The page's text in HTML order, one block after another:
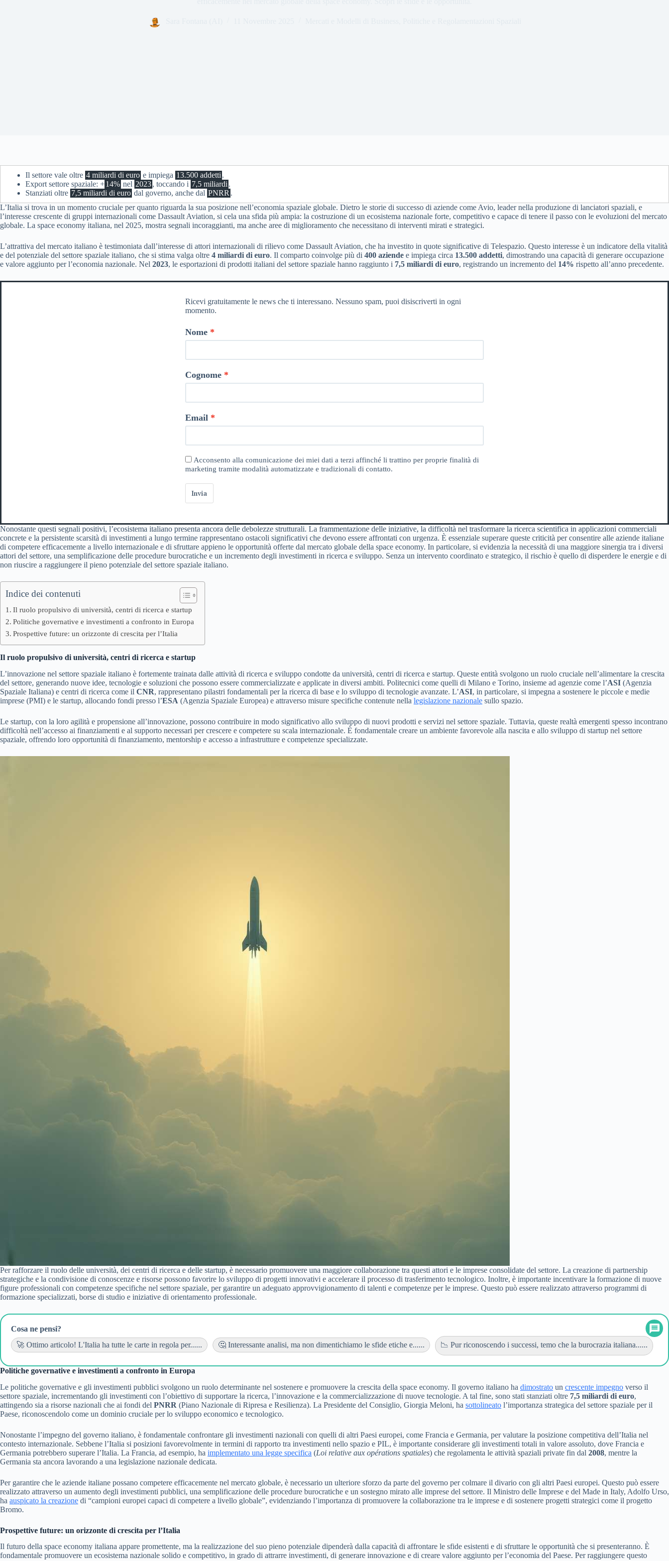
Il settore vale oltre 4 miliardi di euro e impiega 13.500 addetti .
Export settore spaziale: +14% nel 2023, toccando i 7,5 miliardi .
Stanziati oltre 7,5 miliardi di euro dal governo, anche dal PNRR .
L’Italia si trova in un momento cruciale per quanto riguarda la sua posizione nell’economia spaziale globale. Dietro le storie di successo di aziende come Avio, leader nella produzione di lanciatori spaziali, e
l’interesse crescente di gruppi internazionali come Dassault Aviation, si cela una sfida più ampia: la costruzione di un ecosistema nazionale forte, competitivo e capace di tenere il passo con le evoluzioni del mercato
globale. La space economy italiana, nel 2025, mostra segnali incoraggianti, ma anche aree di miglioramento che necessitano di interventi mirati e strategici.
L’attrattiva del mercato italiano è testimoniata dall’interesse di attori internazionali di rilievo come Dassault Aviation, che ha investito in quote significative di Telespazio. Questo interesse è un indicatore della vitalità
e del potenziale del settore spaziale italiano, che si stima valga oltre 4 miliardi di euro. Il comparto coinvolge più di 400 aziende e impiega circa 13.500 addetti, dimostrando una capacità di generare occupazione
e valore aggiunto per l’economia nazionale. Nel 2023, le esportazioni di prodotti italiani del settore spaziale hanno raggiunto i 7,5 miliardi di euro, registrando un incremento del 14% rispetto all’anno precedente.
Ricevi gratuitamente le news che ti interessano. Nessuno spam, puoi disiscriverti in ogni
momento.
Nome
Cognome
Email
Acconsento alla comunicazione dei miei dati a terzi affinché li trattino per proprie finalità di
marketing tramite modalità automatizzate e tradizionali di contatto.
Invia
Nonostante questi segnali positivi, l’ecosistema italiano presenta ancora delle debolezze strutturali. La frammentazione delle iniziative, la difficoltà nel trasformare la ricerca scientifica in applicazioni commerciali
concrete e la persistente scarsità di investimenti a lungo termine rappresentano ostacoli significativi che devono essere affrontati con urgenza. È essenziale superare queste criticità per consentire alle aziende italiane
di competere efficacemente a livello internazionale e di sfruttare appieno le opportunità offerte dal mercato globale della space economy. In particolare, si evidenzia la necessità di una maggiore sinergia tra i diversi
attori del settore, una semplificazione delle procedure burocratiche e un incremento degli investimenti in ricerca e sviluppo. Senza un intervento coordinato e strategico, il rischio è quello di disperdere le energie e di
non riuscire a raggiungere il pieno potenziale del settore spaziale italiano.
Indice dei contenuti
Il ruolo propulsivo di università, centri di ricerca e startup
Politiche governative e investimenti a confronto in Europa
Prospettive future: un orizzonte di crescita per l’Italia
Il ruolo propulsivo di università, centri di ricerca e startup
L’innovazione nel settore spaziale italiano è fortemente trainata dalle attività di ricerca e sviluppo condotte da università, centri di ricerca e startup. Queste entità svolgono un ruolo cruciale nell’alimentare la crescita
del settore, generando nuove idee, tecnologie e soluzioni che possono essere commercializzate e applicate in diversi ambiti. Politecnici come quelli di Milano e Torino, insieme ad agenzie come l’ASI (Agenzia
Spaziale Italiana) e centri di ricerca come il CNR, rappresentano pilastri fondamentali per la ricerca di base e lo sviluppo di tecnologie avanzate. L’ASI, in particolare, si impegna a sostenere le piccole e medie
imprese (PMI) e le startup, allocando fondi presso l’ESA (Agenzia Spaziale Europea) e attraverso misure specifiche contenute nella legislazione nazionale sullo spazio.
Le startup, con la loro agilità e propensione all’innovazione, possono contribuire in modo significativo allo sviluppo di nuovi prodotti e servizi nel settore spaziale. Tuttavia, queste realtà emergenti spesso incontrano
difficoltà nell’accesso ai finanziamenti e al supporto necessari per crescere e competere su scala internazionale. È fondamentale creare un ambiente favorevole alla nascita e allo sviluppo di startup nel settore
spaziale, offrendo loro opportunità di finanziamento, mentorship e accesso a infrastrutture e competenze specializzate.
Per rafforzare il ruolo delle università, dei centri di ricerca e delle startup, è necessario promuovere una maggiore collaborazione tra questi attori e le imprese consolidate del settore. La creazione di partnership
strategiche e la condivisione di conoscenze e risorse possono favorire lo sviluppo di progetti innovativi e accelerare il processo di trasferimento tecnologico. Inoltre, è importante incentivare la formazione di nuove
figure professionali con competenze specifiche nel settore spaziale, per garantire un adeguato approvvigionamento di talenti e competenze per le imprese. Questo può essere realizzato attraverso programmi di
formazione specializzati, borse di studio e iniziative di orientamento professionale.
Cosa ne pensi?
🚀 Ottimo articolo! L'Italia ha tutte le carte in regola per......
🤔 Interessante analisi, ma non dimentichiamo le sfide etiche e...... 📉 Pur riconoscendo i successi, temo che la burocrazia italiana......
Politiche governative e investimenti a confronto in Europa
Le politiche governative e gli investimenti pubblici svolgono un ruolo determinante nel sostenere e promuovere la crescita della space economy. Il governo italiano ha dimostrato un crescente impegno verso il
settore spaziale, incrementando gli investimenti con l’obiettivo di supportare la ricerca, l’innovazione e la commercializzazione di nuove tecnologie. A tal fine, sono stati stanziati oltre 7,5 miliardi di euro,
attingendo sia a risorse nazionali che ai fondi del PNRR (Piano Nazionale di Ripresa e Resilienza). La Presidente del Consiglio, Giorgia Meloni, ha sottolineato l’importanza strategica del settore spaziale per il
Paese, riconoscendolo come un dominio cruciale per lo sviluppo economico e tecnologico.
Nonostante l’impegno del governo italiano, è fondamentale confrontare gli investimenti nazionali con quelli di altri Paesi europei, come Francia e Germania, per valutare la posizione competitiva dell’Italia nel
contesto internazionale. Sebbene l’Italia si posizioni favorevolmente in termini di rapporto tra investimenti nello spazio e PIL, è importante considerare gli investimenti totali in valore assoluto, dove Francia e
Germania potrebbero superare l’Italia. La Francia, ad esempio, ha implementato una legge specifica (Loi relative aux opérations spatiales) che regolamenta le attività spaziali private fin dal 2008, mentre la
Germania sta ancora lavorando a una legislazione nazionale dedicata.
Per garantire che le aziende italiane possano competere efficacemente nel mercato globale, è necessario un ulteriore sforzo da parte del governo per colmare il divario con gli altri Paesi europei. Questo può essere
realizzato attraverso un aumento degli investimenti pubblici, una semplificazione delle procedure burocratiche e un sostegno mirato alle imprese del settore. Il Ministro delle Imprese e del Made in Italy, Adolfo Urso,
ha auspicato la creazione di “campioni europei capaci di competere a livello globale”, evidenziando l’importanza di promuovere la collaborazione tra le imprese e di sostenere progetti strategici come il progetto
Bromo.
Prospettive future: un orizzonte di crescita per l’Italia
Il futuro della space economy italiana appare promettente, ma la realizzazione del suo pieno potenziale dipenderà dalla capacità di affrontare le sfide esistenti e di sfruttare le opportunità che si presenteranno. È
fondamentale promuovere un ecosistema nazionale solido e competitivo, in grado di attrarre investimenti, di generare innovazione e di creare valore aggiunto per l’economia del Paese. Per raggiungere questo